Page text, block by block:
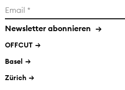
Newsletter abonnieren →
OFFCUT
Basel
Zürich